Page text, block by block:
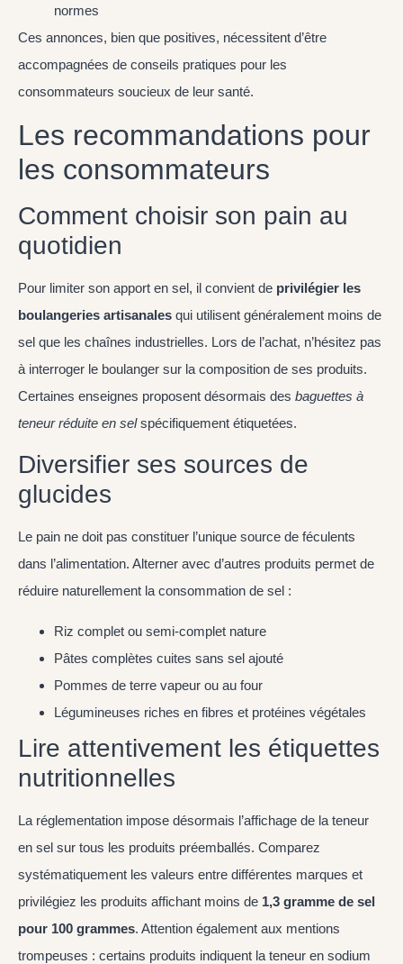
normes
Ces annonces, bien que positives, nécessitent d’être
accompagnées de conseils pratiques pour les
consommateurs soucieux de leur santé.
Les recommandations pour
les consommateurs
Comment choisir son pain au
quotidien
Pour limiter son apport en sel, il convient de privilégier les
boulangeries artisanales qui utilisent généralement moins de
sel que les chaînes industrielles. Lors de l’achat, n’hésitez pas
à interroger le boulanger sur la composition de ses produits.
Certaines enseignes proposent désormais des baguettes à
teneur réduite en selspécifiquement étiquetées.
Diversifier ses sources de
glucides
Le pain ne doit pas constituer l’unique source de féculents
dans l’alimentation. Alterner avec d’autres produits permet de
réduire naturellement la consommation de sel :
Riz complet ou semi-complet nature
Pâtes complètes cuites sans sel ajouté
Pommes de terre vapeur ou au four
Légumineuses riches en fibres et protéines végétales
Lire attentivement les étiquettes
nutritionnelles
La réglementation impose désormais l’affichage de la teneur
en sel sur tous les produits préemballés. Comparez
systématiquement les valeurs entre différentes marques et
privilégiez les produits affichant moins de 1,3 gramme de sel
pour 100 grammes. Attention également aux mentions
trompeuses : certains produits indiquent la teneur en sodium